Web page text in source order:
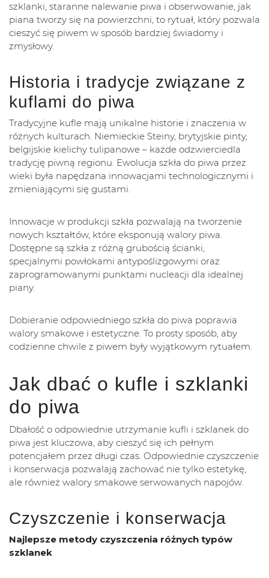
szklanki, staranne nalewanie piwa i obserwowanie, jak
piana tworzy się na powierzchni, to rytuał, który pozwala
cieszyć się piwem w sposób bardziej świadomy i
zmysłowy.
Historia i tradycje związane z
kuflami do piwa
Tradycyjne kufle mają unikalne historie i znaczenia w
różnych kulturach. Niemieckie Steiny, brytyjskie pinty,
belgijskie kielichy tulipanowe – każde odzwierciedla
tradycję piwną regionu. Ewolucja szkła do piwa przez
wieki była napędzana innowacjami technologicznymi i
zmieniającymi się gustami.
Innowacje w produkcji szkła pozwalają na tworzenie
nowych kształtów, które eksponują walory piwa.
Dostępne są szkła z różną grubością ścianki,
specjalnymi powłokami antypoślizgowymi oraz
zaprogramowanymi punktami nucleacji dla idealnej
piany.
Dobieranie odpowiedniego szkła do piwa poprawia
walory smakowe i estetyczne. To prosty sposób, aby
codzienne chwile z piwem były wyjątkowym rytuałem.
Jak dbać o kufle i szklanki
do piwa
Dbałość o odpowiednie utrzymanie kufli i szklanek do
piwa jest kluczowa, aby cieszyć się ich pełnym
potencjałem przez długi czas. Odpowiednie czyszczenie
i konserwacja pozwalają zachować nie tylko estetykę,
ale również walory smakowe serwowanych napojów.
Czyszczenie i konserwacja
Najlepsze metody czyszczenia różnych typów
szklanek